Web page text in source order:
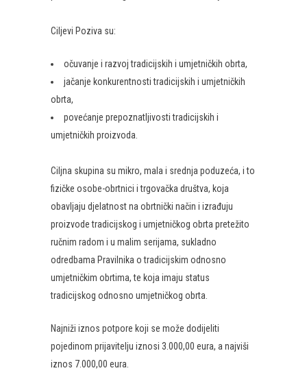
Ciljevi Poziva su:
očuvanje i razvoj tradicijskih i umjetničkih obrta,
jačanje konkurentnosti tradicijskih i umjetničkih
obrta,
povećanje prepoznatljivosti tradicijskih i
umjetničkih proizvoda.
Ciljna skupina su mikro, mala i srednja poduzeća, i to
fizičke osobe-obrtnici i trgovačka društva, koja
obavljaju djelatnost na obrtnički način i izrađuju
proizvode tradicijskog i umjetničkog obrta pretežito
ručnim radom i u malim serijama, sukladno
odredbama Pravilnika o tradicijskim odnosno
umjetničkim obrtima, te koja imaju status
tradicijskog odnosno umjetničkog obrta.
Najniži iznos potpore koji se može dodijeliti
pojedinom prijavitelju iznosi 3.000,00 eura, a najviši
iznos 7.000,00 eura.